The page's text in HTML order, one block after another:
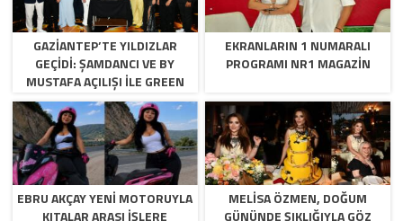
GAZİANTEP’TE YILDIZLAR
GEÇİDİ: ŞAMDANCI VE BY
MUSTAFA AÇILIŞI İLE GREEN
PARK’TA GÖRKEMLİ GALA
EKRANLARIN 1 NUMARALI
PROGRAMI NR1 MAGAZIN
EBRU AKÇAY YENI MOTORUYLA
KITALAR ARASI İŞLERE
MELISA ÖZMEN, DOĞUM
GÜNÜNDE ŞIKLIĞIYLA GÖZ